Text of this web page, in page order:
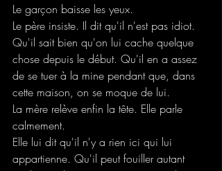
Le garçon baisse les yeux.
Le père insiste. Il dit qu'il n'est pas idiot.
Qu'il sait bien qu'on lui cache quelque
chose depuis le début. Qu'il en a assez
de se tuer à la mine pendant que, dans
cette maison, on se moque de lui.
La mère relève enfin la tête. Elle parle
calmement.
Elle lui dit qu'il n'y a rien ici qui lui
appartienne. Qu'il peut fouiller autant